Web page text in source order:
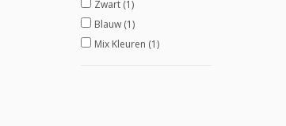
Zwart (1)
Blauw (1)
Mix Kleuren (1)